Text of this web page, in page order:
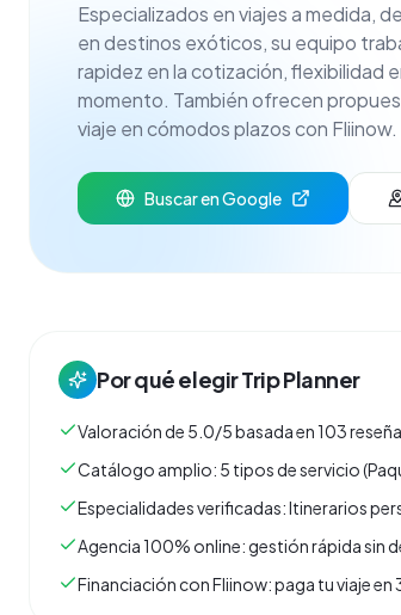
Especializados en viajes a medida,
en destinos exóticos, su equipo
rapidez en la cotización, flexibilidad
momento. También ofrecen
viaje en cómodos plazos con Fliinow.
Buscar en Google
Por qué elegirTrip Planner
Valoración de 5.0/5 basada en 103
Catálogo amplio: 5 tipos de servicio
Especialidades verificadas: Itinerarios
Agencia 100% online: gestión rápida sin
Financiación con Fliinow: paga tu viaje